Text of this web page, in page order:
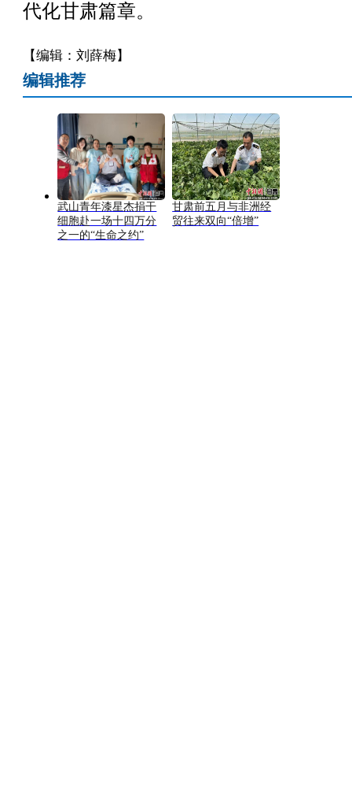
代化甘肃篇章。
【编辑：刘薛梅】
编辑推荐
武山青年漆星杰捐干
细胞赴一场十四万分
之一的“生命之约”
甘肃前五月与非洲经
贸往来双向“倍增”